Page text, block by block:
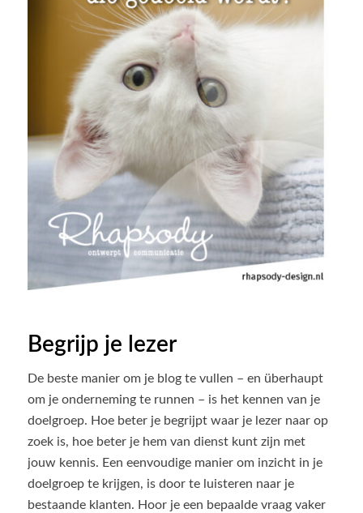
Begrijp je lezer
De beste manier om je blog te vullen – en überhaupt
om je onderneming te runnen – is het kennen van je
doelgroep. Hoe beter je begrijpt waar je lezer naar op
zoek is, hoe beter je hem van dienst kunt zijn met
jouw kennis. Een eenvoudige manier om inzicht in je
doelgroep te krijgen, is door te luisteren naar je
bestaande klanten. Hoor je een bepaalde vraag vaker